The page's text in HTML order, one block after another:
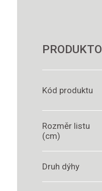
Kód produktu
Rozměr listu
(cm)
Druh dýhy